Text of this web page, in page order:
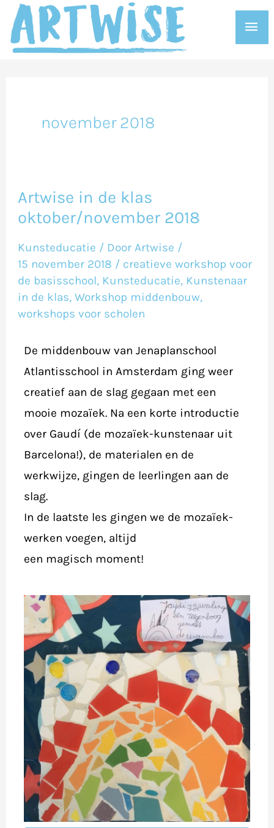
naar
november 2018
Artwise in de klas
oktober/november 2018
Kunsteducatie / DoorArtwise /
15 november 2018 / creatieve workshop voor
de basisschool, Kunsteducatie, Kunstenaar
in de klas,Workshop middenbouw,
workshops voor scholen
De middenbouw van Jenaplanschool
Atlantisschool in Amsterdam ging weer
creatief aan de slag gegaan met een
mooie mozaïek. Na een korte introductie
over Gaudí (de mozaïek-kunstenaar uit
Barcelona!), de materialen en de
werkwijze, gingen de leerlingen aan de
slag.
In de laatste les gingen we de mozaïek-
werken voegen, altijd
een magisch moment!
Artwise
in
klas
oktober/november
2018